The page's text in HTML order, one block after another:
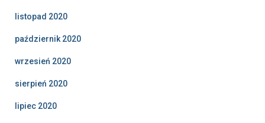
listopad 2020
październik 2020
wrzesień 2020
sierpień 2020
lipiec 2020